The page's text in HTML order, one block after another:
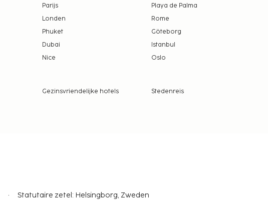
Parijs
Playa de Palma
Londen
Rome
Phuket
Göteborg
Dubai
Istanbul
Nice Oslo
Gezinsvriendelijke hotels
Stedenreis
Statutaire zetel: Helsingborg, Zweden